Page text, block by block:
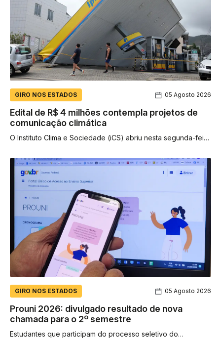
GIRO NOS ESTADOS 05 Agosto 2026
Edital de R$ 4 milhões contempla projetos de
comunicação climática
O Instituto Clima e Sociedade (iCS) abriu nesta segunda-feira
GIRO NOS ESTADOS 05 Agosto 2026
Prouni 2026: divulgado resultado de nova
chamada para o 2º semestre
Estudantes que participam do processo seletivo do